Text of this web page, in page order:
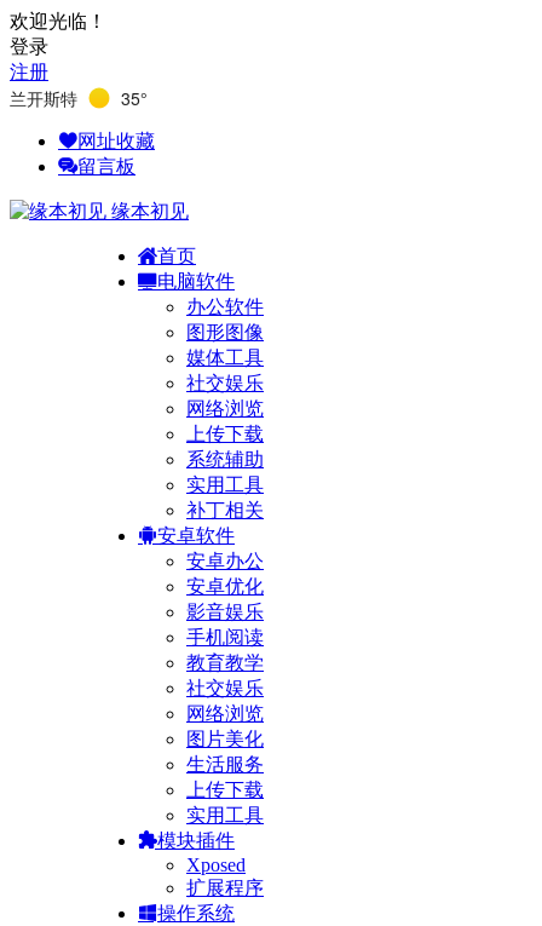
欢迎光临！
登录
注册
兰开斯特 35°
网址收藏
留言板
缘本初见
首页
电脑软件
办公软件
图形图像
媒体工具
社交娱乐
网络浏览
上传下载
系统辅助
实用工具
补丁相关
安卓软件
安卓办公
安卓优化
影音娱乐
手机阅读
教育教学
社交娱乐
网络浏览
图片美化
生活服务
上传下载
实用工具
模块插件
Xposed
扩展程序
操作系统